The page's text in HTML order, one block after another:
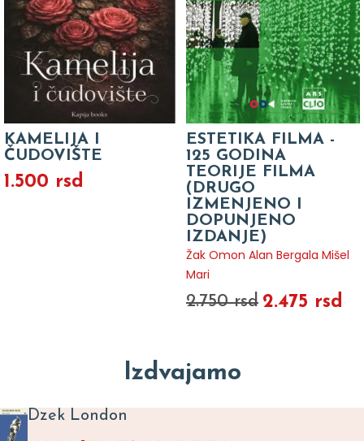
KAMELIJA I
ČUDOVIŠTE
1.500 rsd
ESTETIKA FILMA -
125 GODINA
TEORIJE FILMA
(DRUGO
IZMENJENO I
DOPUNJENO
IZDANJE)
Žak Omon Alan Bergala Mišel
Mari
2.750 rsd 2.475 rsd
Izdvajamo
Dzek London